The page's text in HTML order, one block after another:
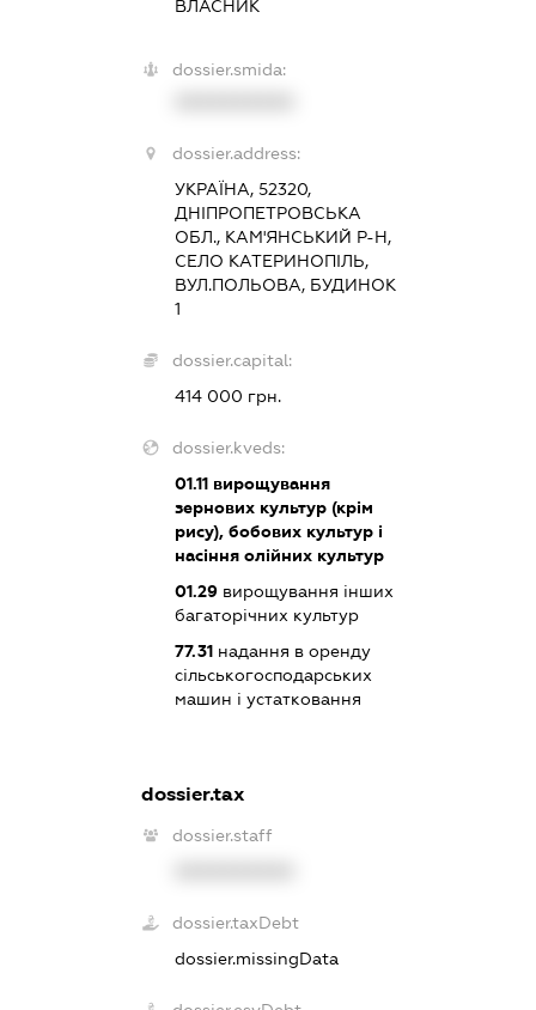
ВЛАСНИК
dossier.smida:
dossier.address:
УКРАЇНА, 52320,
ДНІПРОПЕТРОВСЬКА
ОБЛ., КАМ'ЯНСЬКИЙ Р-Н,
СЕЛО КАТЕРИНОПІЛЬ,
ВУЛ.ПОЛЬОВА, БУДИНОК
1
dossier.capital:
414 000 грн.
dossier.kveds:
01.11вирощування
зернових культур (крім
рису), бобових культур і
насіння олійних культур
01.29вирощування інших
багаторічних культур
77.31надання в оренду
сільськогосподарських
машин і устатковання
dossier.tax
dossier.staff
dossier.taxDebt
dossier.missingData